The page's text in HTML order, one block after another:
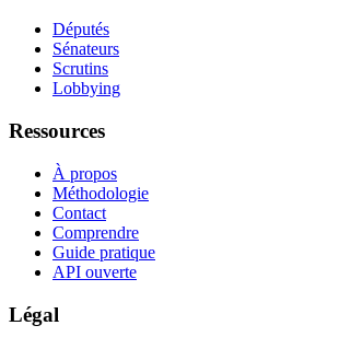
Députés
Sénateurs
Scrutins
Lobbying
Ressources
À propos
Méthodologie
Contact
Comprendre
Guide pratique
API ouverte
Légal